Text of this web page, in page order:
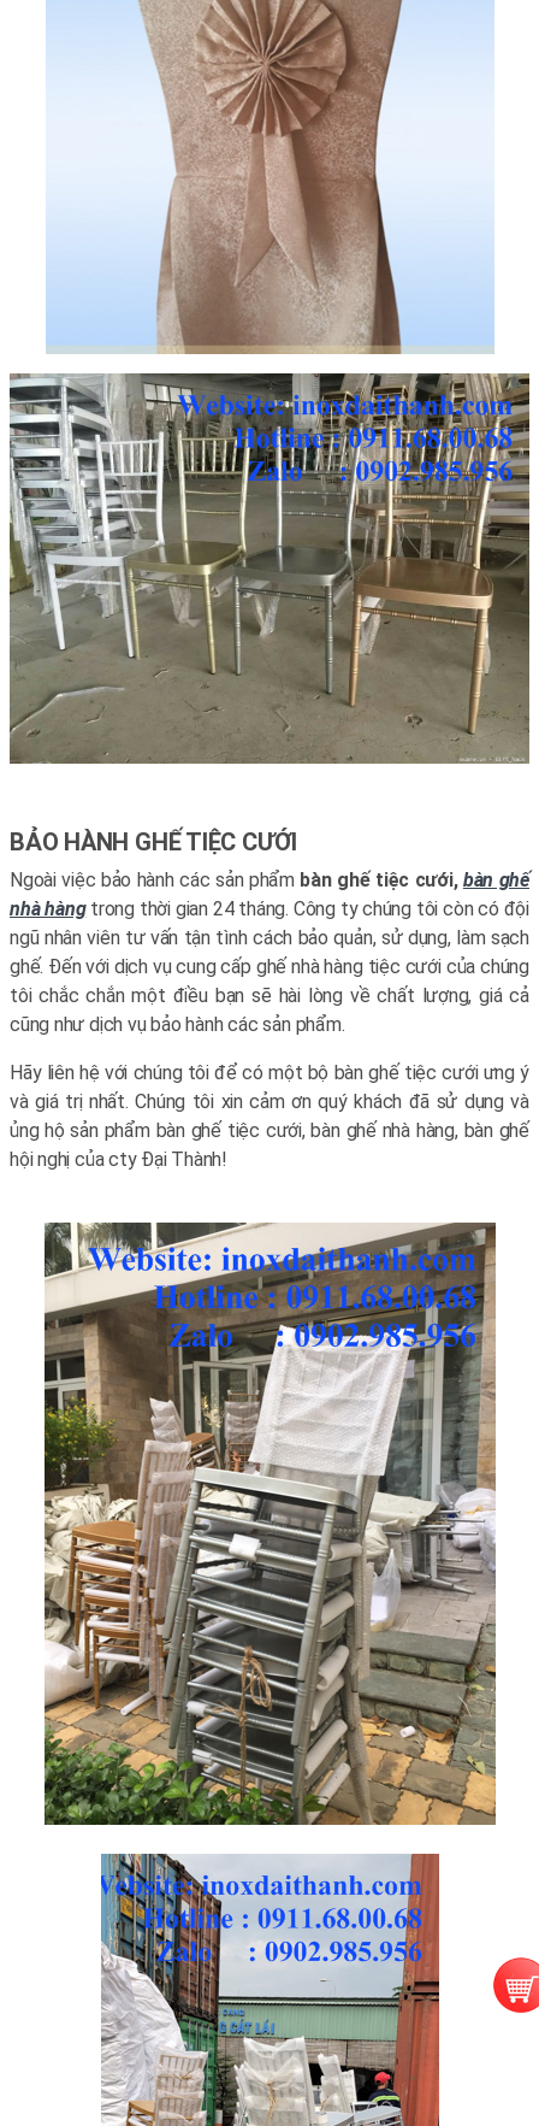
BẢO HÀNH GHẾ TIỆC CƯỚI
Ngoài việc bảo hành các sản phẩm bàn ghế tiệc cưới, bàn ghế
nhà hàngtrong thời gian 24 tháng. Công ty chúng tôi còn có đội
ngũ nhân viên tư vấn tận tình cách bảo quản, sử dụng, làm sạch
ghế. Đến với dịch vụ cung cấp ghế nhà hàng tiệc cưới của chúng
tôi chắc chắn một điều bạn sẽ hài lòng về chất lượng, giá cả
cũng như dịch vụ bảo hành các sản phẩm.
Hãy liên hệ với chúng tôi để có một bộ bàn ghế tiệc cưới ưng ý
và giá trị nhất. Chúng tôi xin cảm ơn quý khách đã sử dụng và
ủng hộ sản phẩm bàn ghế tiệc cưới, bàn ghế nhà hàng, bàn ghế
hội nghị của cty Đại Thành!